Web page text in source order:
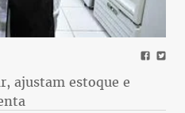
ajustam estoque e